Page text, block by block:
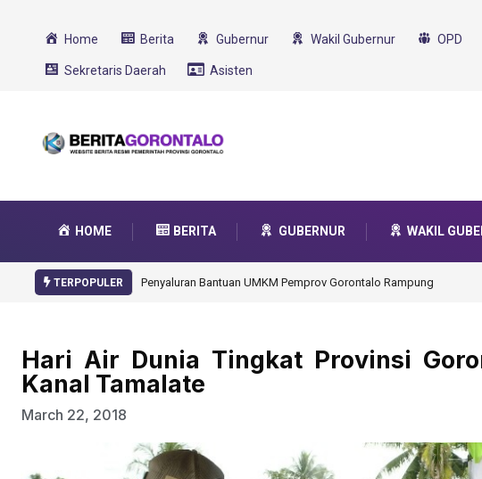
Home Berita Gubernur Wakil Gubernur OPD
Sekretaris Daerah Asisten
HOME BERITA GUBERNUR WAKIL
TERPOPULER Gorontalo Ikut Dukung Program SMA Unggul
Hari Air Dunia Tingkat Provinsi
Kanal Tamalate
March 22, 2018